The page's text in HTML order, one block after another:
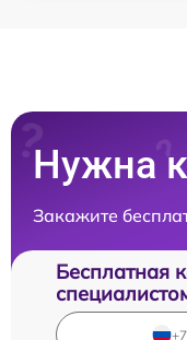
Нужна
Закажите
Бесплатная